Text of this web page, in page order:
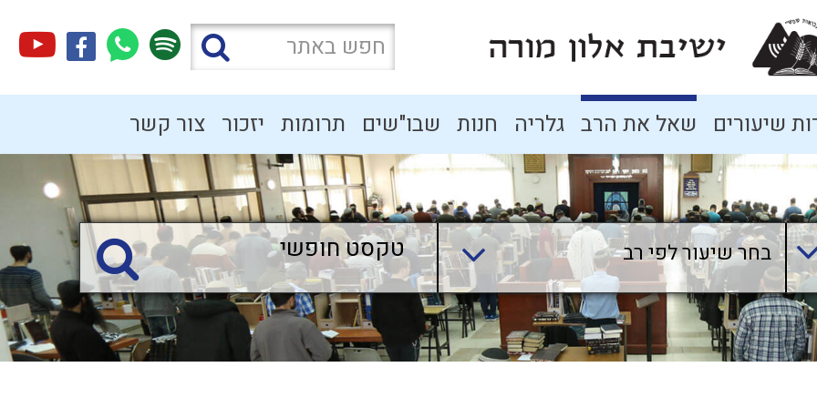
שיעורים שאל את הרב גלריה חנות שבו"שים תרומות יזכור צור קשר
בחר שיעור לפי רב